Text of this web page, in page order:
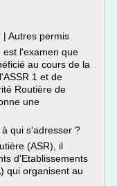
| Autres permis
est l'examen que
au cours de la
1 et de
Routière de
une
qui s'adresser ?
(ASR), il
d'Etablissements
qui organisent au